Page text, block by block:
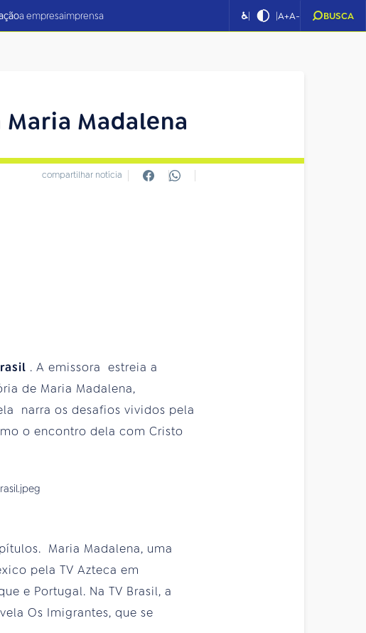
a empresaimprensa ♿| |A+A- BUSCA
Madalena
compartilhar notícia
. A emissora estreia a
de Maria Madalena,
narra os desafios vividos pela
o encontro dela com Cristo
Maria Madalena, uma
pela TV Azteca em
e Portugal. Na TV Brasil, a
Os Imigrantes, que se